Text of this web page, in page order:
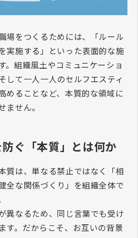
場をつくるためには、「ルール
実施する」といった表面的な施
。組織風土やコミュニケーショ
して一人一人のセルフエスティ
めることなど、本質的な領域に
ません。
ぐ「本質」とは何か
質は、単なる禁止ではなく「相
全な関係づくり」を組織全体で
異なるため、同じ言葉でも受け
す。だからこそ、お互いの背景